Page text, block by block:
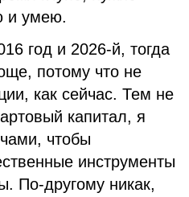
и умею.
год и 2026-й, тогда
потому что не
как сейчас. Тем не
капитал, я
чтобы
инструменты
По-другому никак,